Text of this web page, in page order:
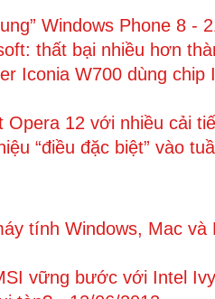
Windows Phone 8 -
thất bại nhiều hơn
Iconia W700 dùng chip
Opera 12 với nhiều cải
“điều đặc biệt” vào
tính Windows, Mac và
vững bước với Intel